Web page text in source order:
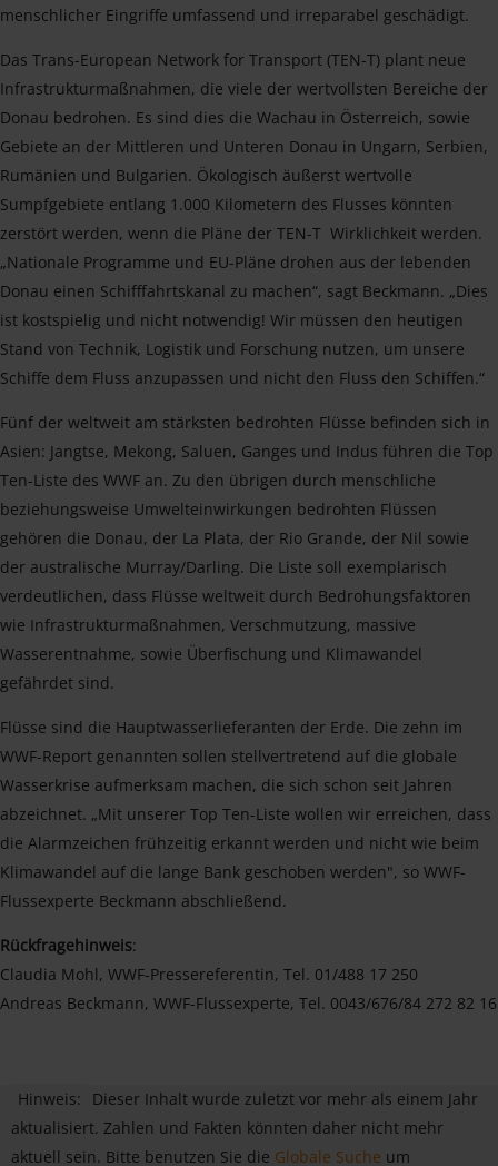
menschlicher Eingriffe umfassend und irreparabel geschädigt.
Das Trans-European Network for Transport (TEN-T) plant neue
Infrastrukturmaßnahmen, die viele der wertvollsten Bereiche der
Donau bedrohen. Es sind dies die Wachau in Österreich, sowie
Gebiete an der Mittleren und Unteren Donau in Ungarn, Serbien,
Rumänien und Bulgarien. Ökologisch äußerst wertvolle
Sumpfgebiete entlang 1.000 Kilometern des Flusses könnten
zerstört werden, wenn die Pläne der TEN-T Wirklichkeit werden.
„Nationale Programme und EU-Pläne drohen aus der lebenden
Donau einen Schifffahrtskanal zu machen“, sagt Beckmann. „Dies
ist kostspielig und nicht notwendig! Wir müssen den heutigen
Stand von Technik, Logistik und Forschung nutzen, um unsere
Schiffe dem Fluss anzupassen und nicht den Fluss den Schiffen.“
Fünf der weltweit am stärksten bedrohten Flüsse befinden sich in
Asien: Jangtse, Mekong, Saluen, Ganges und Indus führen die Top
Ten-Liste des WWF an. Zu den übrigen durch menschliche
beziehungsweise Umwelteinwirkungen bedrohten Flüssen
gehören die Donau, der La Plata, der Rio Grande, der Nil sowie
der australische Murray/Darling. Die Liste soll exemplarisch
verdeutlichen, dass Flüsse weltweit durch Bedrohungsfaktoren
wie Infrastrukturmaßnahmen, Verschmutzung, massive
Wasserentnahme, sowie Überfischung und Klimawandel
gefährdet sind.
Flüsse sind die Hauptwasserlieferanten der Erde. Die zehn im
WWF-Report genannten sollen stellvertretend auf die globale
Wasserkrise aufmerksam machen, die sich schon seit Jahren
abzeichnet. „Mit unserer Top Ten-Liste wollen wir erreichen, dass
die Alarmzeichen frühzeitig erkannt werden und nicht wie beim
Klimawandel auf die lange Bank geschoben werden", so WWF-
Flussexperte Beckmann abschließend.
Rückfragehinweis:
Claudia Mohl, WWF-Pressereferentin, Tel. 01/488 17 250
Andreas Beckmann, WWF-Flussexperte, Tel. 0043/676/84 272 82 16
Hinweis:
Dieser Inhalt wurde zuletzt vor mehr als einem Jahr
aktualisiert. Zahlen und Fakten könnten daher nicht mehr
aktuell sein. Bitte benutzen Sie die Globale Suche um